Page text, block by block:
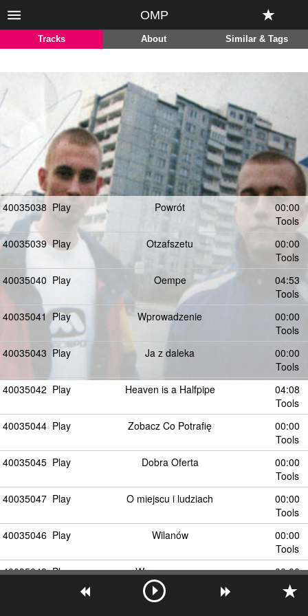
OMP
Tracks About Similar & Tags
40035038 Play Powrót
00:00
Tools
40035039 Play Otzafszetu
00:00
Tools
40035040 Play Oempe
04:53
Tools
40035041 Play Wprowadzenie
00:00
Tools
40035043 Play Ja z daleka
00:00
Tools
40035042 Play Heaven is a Halfpipe
04:08
Tools
40035044 Play Zobacz Co Potrafię
00:00
Tools
40035045 Play Dobra Oferta
00:00
Tools
40035047 Play O miejscu i ludziach
00:00
Tools
40035046 Play Wilanów
00:00
Tools
40035048 Play Warszawa nocą
00:00
Tools